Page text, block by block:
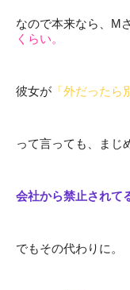
なので本来なら、M
くらい。
彼女が 「外だったら
って言っても、まじ
会社から禁止されて
でもその代わりに。